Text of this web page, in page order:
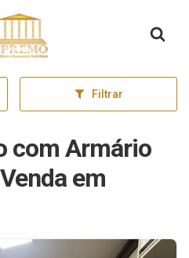
inicial
Filtrar
com Armário
em